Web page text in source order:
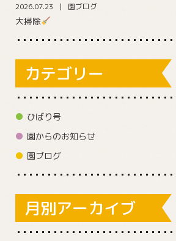
2026.07.23 園ブログ
大掃除
カテゴリー
ひばり号
園からのお知らせ
園ブログ
月別アーカイブ